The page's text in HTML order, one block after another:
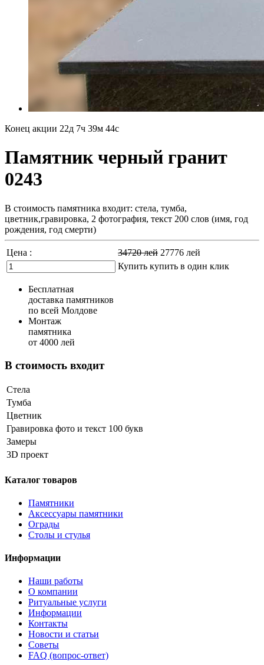
Конец акции 22д 7ч 39м 42с
Памятник черный гранит
0243
В стоимость памятника входит: стела, тумба,
цветник,гравировка, 2 фотография, текст 200 слов (имя, год
рождения, год смерти)
Цена : 34720лей 27776 лей
Купить купить в один клик
Бесплатная
доставка памятников
по всей Молдове
Монтаж
памятника
от 4000 лей
В стоимость входит
Стела
Тумба
Цветник
Гравировка фото и текст 100 букв
Замеры
3D проект
Каталог товаров
Памятники
Аксессуары памятники
Ограды
Столы и стулья
Информации
Наши работы
О компании
Ритуальные услуги
Информации
Контакты
Новости и статьи
Советы
FAQ (вопрос-ответ)